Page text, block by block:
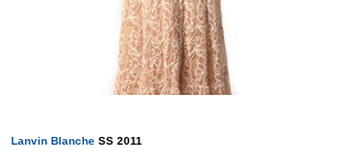
Lanvin Blanche SS 2011